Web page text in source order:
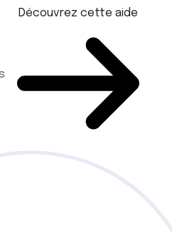
Découvrez cette aide